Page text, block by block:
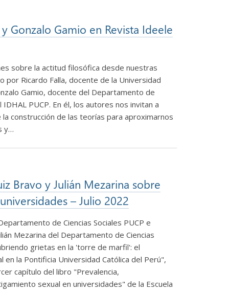
Gonzalo Gamio en Revista Ideele
sobre la actitud filosófica desde nuestras
por Ricardo Falla, docente de la Universidad
Gamio, docente del Departamento de
PUCP. En él, los autores nos invitan a
construcción de las teorías para aproximarnos
y…
Bravo y Julián Mezarina sobre
– Julio 2022
de Ciencias Sociales PUCP e
Mezarina del Departamento de Ciencias
grietas en la 'torre de marfil': el
la Pontificia Universidad Católica del Perú",
capítulo del libro "Prevalencia,
sexual en universidades" de la Escuela